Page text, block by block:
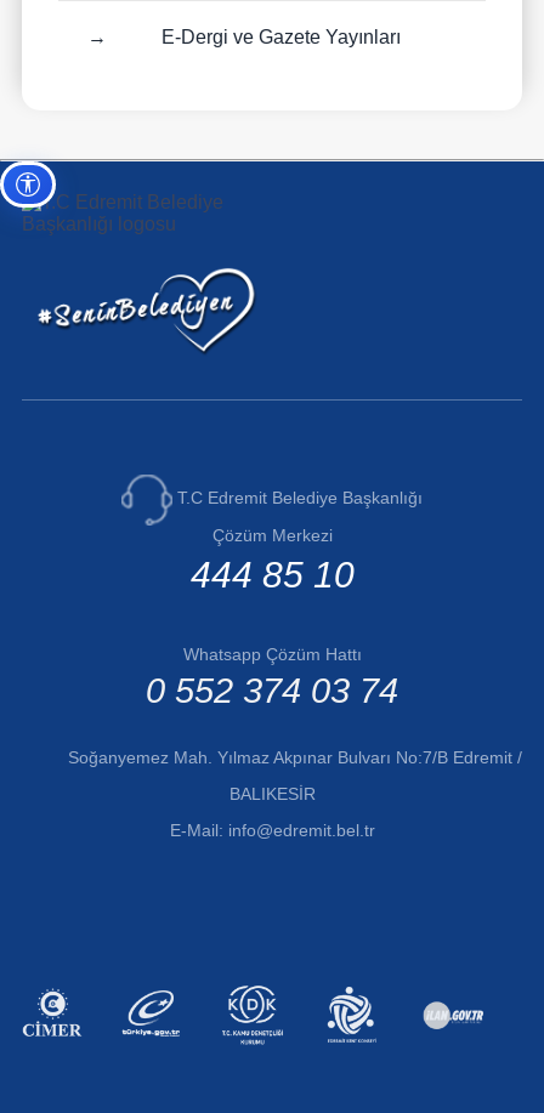
→ E-Dergi ve Gazete Yayınları
T.C Edremit Belediye Başkanlığı
Çözüm Merkezi
444 85 10
Whatsapp Çözüm Hattı
0 552 374 03 74
Soğanyemez Mah. Yılmaz Akpınar Bulvarı No:7/B Edremit /
BALIKESİR
E-Mail: info@edremit.bel.tr
Erişilebilirlik ayarları